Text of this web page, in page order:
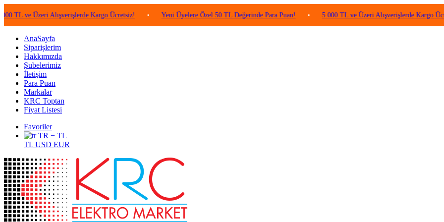
Üzeri Alışverişlerde Kargo Ücretsiz! • Yeni Üyelere Özel 50 TL Değerinde Para Puan! • 5.000 TL ve Üzeri Alışverişlerde Kargo Ücretsiz!
AnaSayfa
Siparişlerim
Hakkımızda
Şubelerimiz
İletişim
Para Puan
Markalar
KRC Toptan
Fiyat Listesi
Favoriler
TR − TL
TL USD EUR